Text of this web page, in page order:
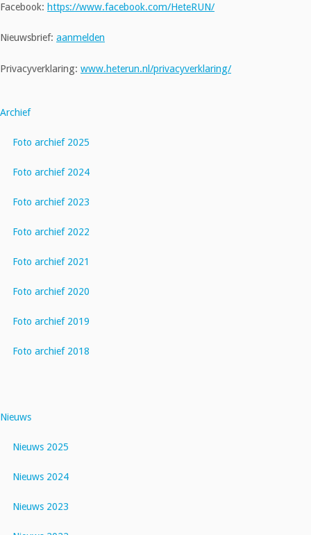
Facebook: https://www.facebook.com/HeteRUN/
Nieuwsbrief: aanmelden
Privacyverklaring: www.heterun.nl/privacyverklaring/
Archief
Foto archief 2025
Foto archief 2024
Foto archief 2023
Foto archief 2022
Foto archief 2021
Foto archief 2020
Foto archief 2019
Foto archief 2018
Nieuws
Nieuws 2025
Nieuws 2024
Nieuws 2023